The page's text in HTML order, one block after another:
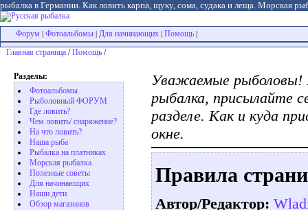
рыбалка в Германии. Как ловить карпа, щуку, сома, судака и леща. Морская
Форум Фотоальбомы Для начинающих Помощь
Главная страница /Помощь /
Разделы:
Фотоальбомы
Рыболовный ФОРУМ
Где ловить?
Чем ловить/ снаряжение?
На что ловить?
Наша рыба
Рыбалка на платниках
Морская рыбалка
Полезные советы
Для начинающих
Наши дети
Обзор магазинов
Уважаемые рыболовы!
рыбалка, присылайте
разделе. Как и куда
окне.
Правила
Автор/Редактор: